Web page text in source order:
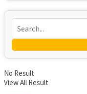
No Result
View All Result